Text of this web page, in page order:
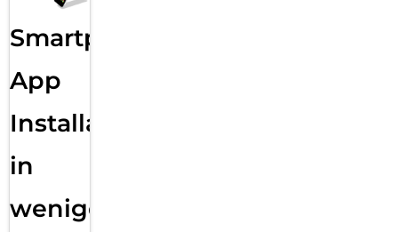
Smartphone
App
Installation
in
wenigen